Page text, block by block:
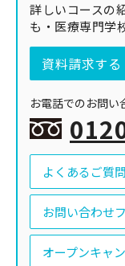
詳しいコースの
も・医療専門学
資料請求する
お電話でのお問い
よくあるご質問
お問い合わせ
オープンキャ